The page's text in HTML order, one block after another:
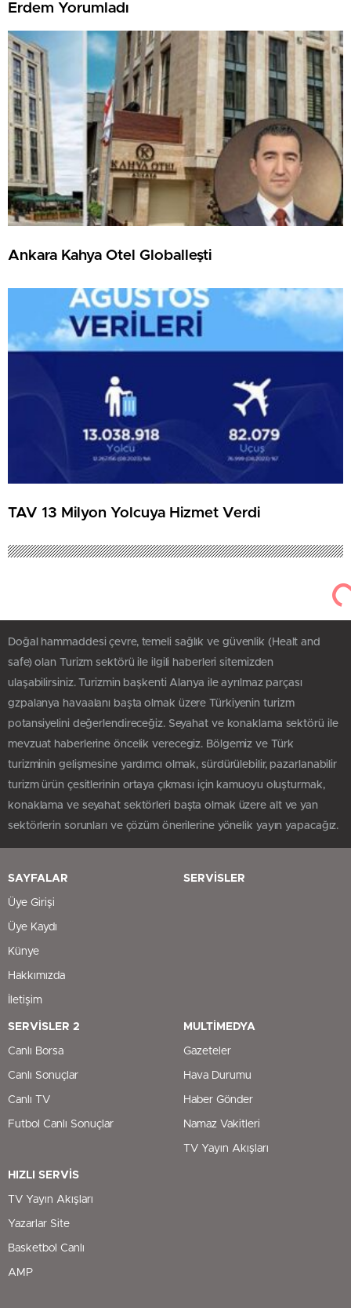
Erdem Yorumladı
Ankara Kahya Otel Globalleşti
TAV 13 Milyon Yolcuya Hizmet Verdi
Doğal hammaddesi çevre, temeli sağlık ve güvenlik (Healt and
safe) olan Turizm sektörü ile ilgili haberleri sitemizden
ulaşabilirsiniz. Turizmin başkenti Alanya ile ayrılmaz parçası
gzpalanya havaalanı başta olmak üzere Türkiyenin turizm
potansiyelini değerlendireceğiz. Seyahat ve konaklama sektörü ile
mevzuat haberlerine öncelik verecegiz. Bölgemiz ve Türk
turizminin gelişmesine yardımcı olmak, sürdürülebilir, pazarlanabilir
turizm ürün çesitlerinin ortaya çıkması için kamuoyu oluşturmak,
konaklama ve seyahat sektörleri başta olmak üzere alt ve yan
sektörlerin sorunları ve çözüm önerilerine yönelik yayın yapacağız.
SAYFALAR
Üye Girişi
Üye Kaydı
Künye
Hakkımızda
İletişim
SERVİSLER
SERVİSLER 2
Canlı Borsa
Canlı Sonuçlar
Canlı TV
Futbol Canlı Sonuçlar
MULTİMEDYA
Gazeteler
Hava Durumu
Haber Gönder
Namaz Vakitleri
TV Yayın Akışları
HIZLI SERVİS
TV Yayın Akışları
Yazarlar Site
Basketbol Canlı
AMP